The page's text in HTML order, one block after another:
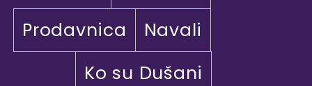
Prodavnica
Navali
Ko su Dušani